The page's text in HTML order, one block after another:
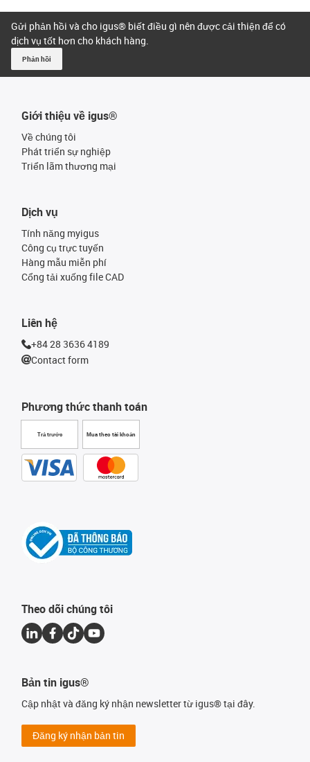
Gửi phản hồi và cho igus® biết điều gì nên được cải thiện để có
dịch vụ tốt hơn cho khách hàng.
Phản hồi
Giới thiệu về igus®
Về chúng tôi
Phát triển sự nghiệp
Triển lãm thương mại
Phương thức thanh toán
Trả trước Mua theo tài khoản
Dịch vụ
Tính năng myigus
Công cụ trực tuyến
Hàng mẫu miễn phí
Cổng tải xuống file CAD
Liên hệ
+84 28 3636 4189
Contact form
Theo dõi chúng tôi
Bản tin igus®
Cập nhật và đăng ký nhận newsletter từ igus® tại đây.
Đăng ký nhận bản tin